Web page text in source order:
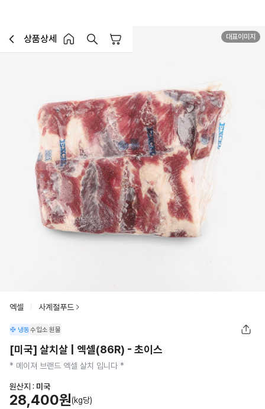
이전페이지로 이동
상품상세
홈 버튼홈 장바구니
대표이미지
엑셀 사계절푸드
냉동수입소 원물
[미국] 살치살 | 엑셀(86R) - 초이스
* 메이져 브랜드 엑셀 살치 입니다 *
원산지 : 미국
28,400원(kg당)